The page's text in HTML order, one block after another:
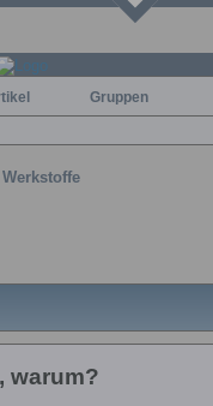
Gruppen
warum?